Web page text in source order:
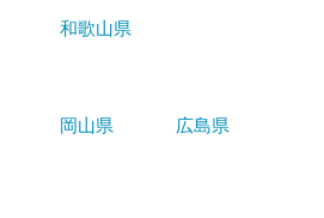
和歌山県
岡山県
広島県